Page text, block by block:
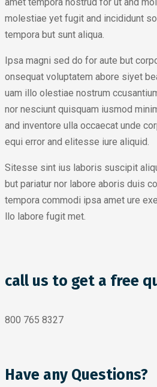
molestiae yet fugit and incididunt
tempora but sunt aliqua.
Ipsa magni sed do for aute but
onsequat voluptatem abore siyet
uam illo olestiae nostrum
nor nesciunt quisquam iusmod
and inventore ulla occaecat unde
equi error and elitesse iure aliquid.
Sitesse sint ius laboris suscipit
but pariatur nor labore aboris duis
tempora commodi ipsa amet ure
llo labore fugit met.
call us to get a free
800 765 8327
Have any Questions?